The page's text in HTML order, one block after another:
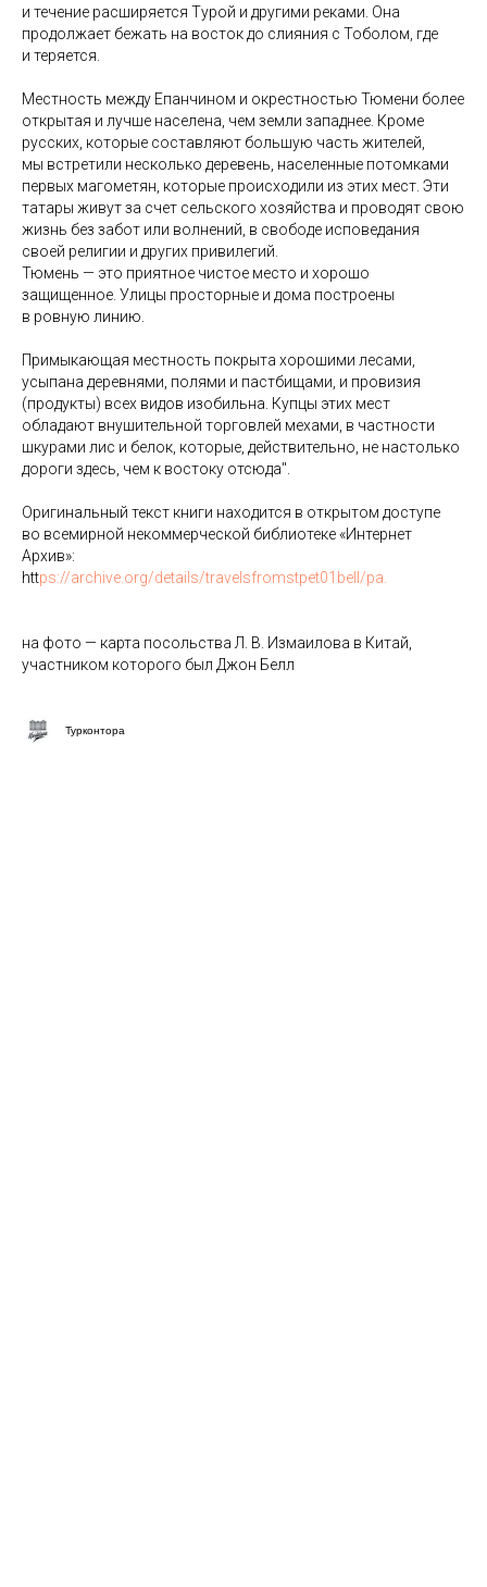
и течение расширяется Турой и другими реками. Она
продолжает бежать на восток до слияния с Тоболом, где
и теряется.
Местность между Епанчином и окрестностью Тюмени более
открытая и лучше населена, чем земли западнее. Кроме
русских, которые составляют большую часть жителей,
мы встретили несколько деревень, населенные потомками
первых магометян, которые происходили из этих мест. Эти
татары живут за счет сельского хозяйства и проводят свою
жизнь без забот или волнений, в свободе исповедания
своей религии и других привилегий.
Тюмень — это приятное чистое место и хорошо
защищенное. Улицы просторные и дома построены
в ровную линию.
Примыкающая местность покрыта хорошими лесами,
усыпана деревнями, полями и пастбищами, и провизия
(продукты) всех видов изобильна. Купцы этих мест
обладают внушительной торговлей мехами, в частности
шкурами лис и белок, которые, действительно, не настолько
дороги здесь, чем к востоку отсюда".
Оригинальный текст книги находится в открытом доступе
во всемирной некоммерческой библиотеке «Интернет
Архив»:
https://archive.org/details/travelsfromstpet01bell/pa.
на фото — карта посольства Л. В. Измаилова в Китай,
участником которого был Джон Белл
Турконтора